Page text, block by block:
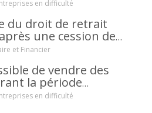
en difficulté
du droit de retrait
une cession de
mécanisme
et Financier
de vendre des
la période
d’un
en difficulté